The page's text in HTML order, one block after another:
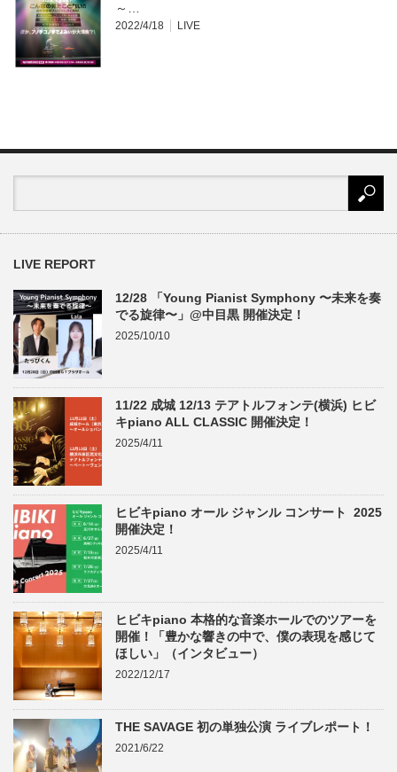
～…
2022/4/18 LIVE
LIVE REPORT
12/28 「Young Pianist Symphony 〜未来を奏
でる旋律〜」@中目黒 開催決定！
2025/10/10
11/22 成城 12/13 テアトルフォンテ(横浜) ヒビ
キpiano ALL CLASSIC 開催決定！
2025/4/11
ヒビキpiano オール ジャンル コンサート 2025
開催決定！
2025/4/11
ヒビキpiano 本格的な音楽ホールでのツアーを
開催！「豊かな響きの中で、僕の表現を感じて
ほしい」（インタビュー）
2022/12/17
THE SAVAGE 初の単独公演 ライブレポート！
2021/6/22